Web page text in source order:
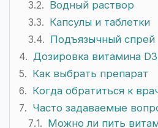
Водный раствор
Капсулы и таблетки
Подъязычный спрей
Дозировка витамина
Как выбрать препарат
Когда обратиться к
Часто задаваемые
Можно ли пить